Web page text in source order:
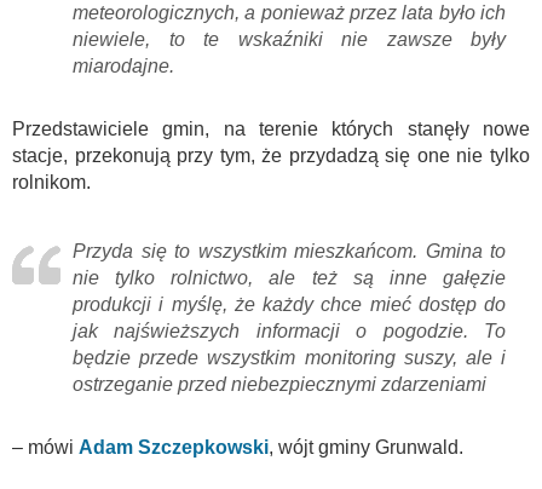
meteorologicznych, a ponieważ przez lata było ich
niewiele, to te wskaźniki nie zawsze były
miarodajne.
Przedstawiciele gmin, na terenie których stanęły nowe
stacje, przekonują przy tym, że przydadzą się one nie tylko
rolnikom.
Przyda się to wszystkim mieszkańcom. Gmina to
nie tylko rolnictwo, ale też są inne gałęzie
produkcji i myślę, że każdy chce mieć dostęp do
jak najświeższych informacji o pogodzie. To
będzie przede wszystkim monitoring suszy, ale i
ostrzeganie przed niebezpiecznymi zdarzeniami
– mówi Adam Szczepkowski, wójt gminy Grunwald.